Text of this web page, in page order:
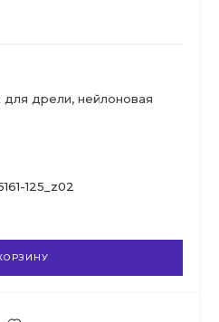
дрели, нейлоновая
125_z02